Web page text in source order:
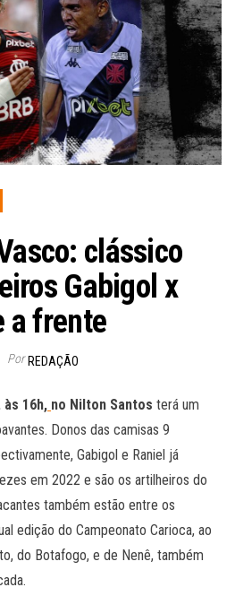
clássico
Gabigol x
a frente
Por REDAÇÃO
às 16h, no Nilton Santos terá um
Donos das camisas 9
Gabigol e Raniel já
em 2022 e são os artilheiros do
também estão entre os
edição do Campeonato Carioca, ao
do Botafogo, e de Nenê, também